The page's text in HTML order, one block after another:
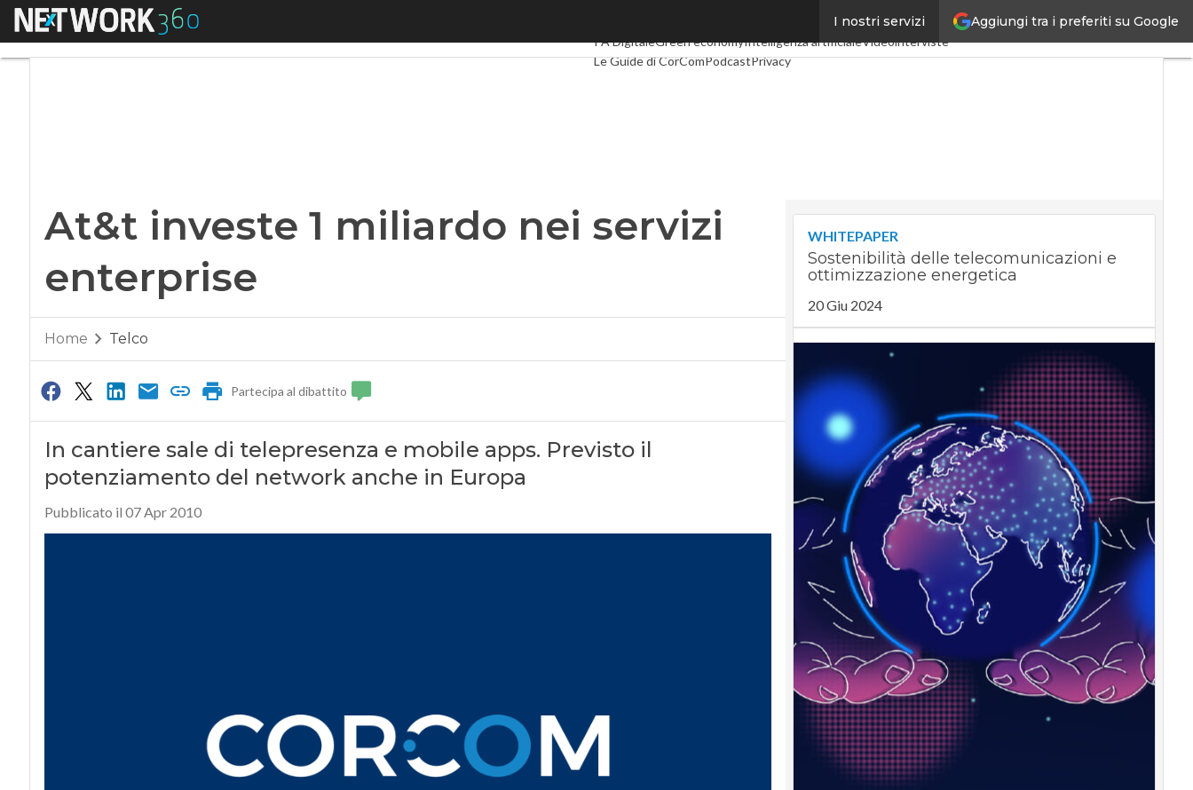
Aggiungi tra i preferiti su Google
I nostri servizi
Menu Industria 4.0SpacEconomy
PA DigitaleGreen economyIntelligenza artificialeVideointerviste
Le Guide di CorComPodcastPrivacy
At&t investe 1 miliardo nei servizi
enterprise
Home Telco
Partecipa al dibattito
In cantiere sale di telepresenza e mobile apps. Previsto il
potenziamento del network anche in Europa
Pubblicato il 07 Apr 2010
WHITEPAPER
Sostenibilità delle telecomunicazioni e
ottimizzazione energetica
20 Giu 2024